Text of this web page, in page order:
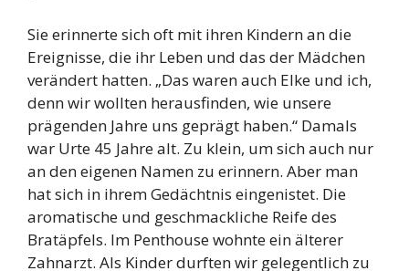
Sie erinnerte sich oft mit ihren Kindern an die
Ereignisse, die ihr Leben und das der Mädchen
verändert hatten. „Das waren auch Elke und ich,
denn wir wollten herausfinden, wie unsere
prägenden Jahre uns geprägt haben.“ Damals
war Urte 45 Jahre alt. Zu klein, um sich auch nur
an den eigenen Namen zu erinnern. Aber man
hat sich in ihrem Gedächtnis eingenistet. Die
aromatische und geschmackliche Reife des
Bratäpfels. Im Penthouse wohnte ein älterer
Zahnarzt. Als Kinder durften wir gelegentlich zu